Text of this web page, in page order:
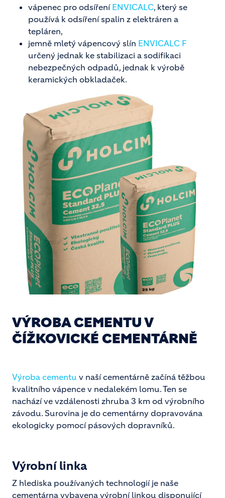
vápenec pro odsíření ENVICALC, který se
používá k odsíření spalin z elektráren a
tepláren,
jemně mletý vápencový slín ENVICALC F
určený jednak ke stabilizaci a sodifikaci
nebezpečných odpadů, jednak k výrobě
keramických obkladaček.
VÝROBA CEMENTU V
ČÍŽKOVICKÉ CEMENTÁRNĚ
Výroba cementu v naší cementárně začíná těžbou
kvalitního vápence v nedalekém lomu. Ten se
nachází ve vzdálenosti zhruba 3 km od výrobního
závodu. Surovina je do cementárny dopravována
ekologicky pomocí pásových dopravníků.
Výrobní linka
Z hlediska používaných technologií je naše
cementárna vybavena výrobní linkou disponující